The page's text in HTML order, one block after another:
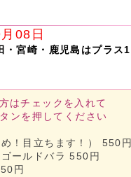
08日
・宮崎・鹿児島はプラス
はチェックを入れて
ンを押してください
！目立ちます！） 550円
ールドバラ 550円
円